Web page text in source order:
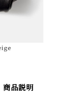
品説明